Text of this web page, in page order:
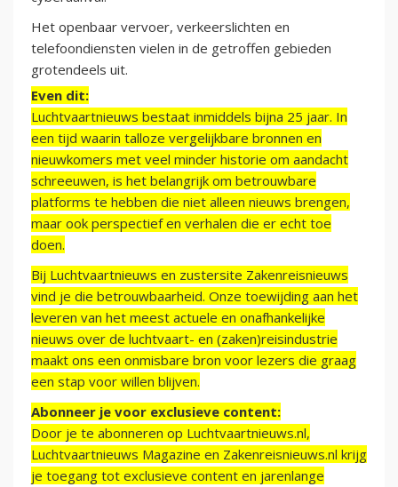
Het openbaar vervoer, verkeerslichten en
telefoondiensten vielen in de getroffen gebieden
grotendeels uit.
Even dit:
Luchtvaartnieuws bestaat inmiddels bijna 25 jaar. In
een tijd waarin talloze vergelijkbare bronnen en
nieuwkomers met veel minder historie om aandacht
schreeuwen, is het belangrijk om betrouwbare
platforms te hebben die niet alleen nieuws brengen,
maar ook perspectief en verhalen die er echt toe
doen.
Bij Luchtvaartnieuws en zustersite Zakenreisnieuws
vind je die betrouwbaarheid. Onze toewijding aan het
leveren van het meest actuele en onafhankelijke
nieuws over de luchtvaart- en (zaken)reisindustrie
maakt ons een onmisbare bron voor lezers die graag
een stap voor willen blijven.
Abonneer je voor exclusieve content:
Door je te abonneren op Luchtvaartnieuws.nl,
Luchtvaartnieuws Magazine en Zakenreisnieuws.nl krijg
je toegang tot exclusieve content en jarenlange